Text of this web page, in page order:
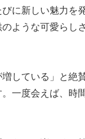
に新しい魅力を
ような可愛らし
している」と絶
一度会えば、時